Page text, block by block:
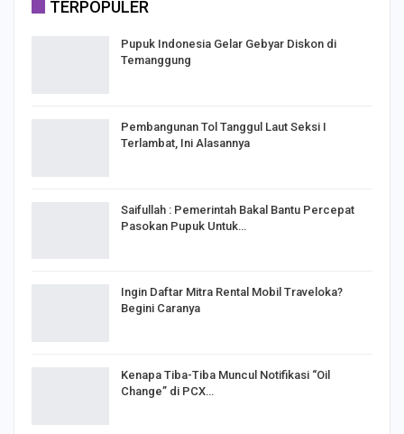
TERPOPULER
Pupuk Indonesia Gelar Gebyar Diskon di
Temanggung
Pembangunan Tol Tanggul Laut Seksi I
Terlambat, Ini Alasannya
Saifullah : Pemerintah Bakal Bantu Percepat
Pasokan Pupuk Untuk…
Ingin Daftar Mitra Rental Mobil Traveloka?
Begini Caranya
Kenapa Tiba-Tiba Muncul Notifikasi “Oil
Change” di PCX…